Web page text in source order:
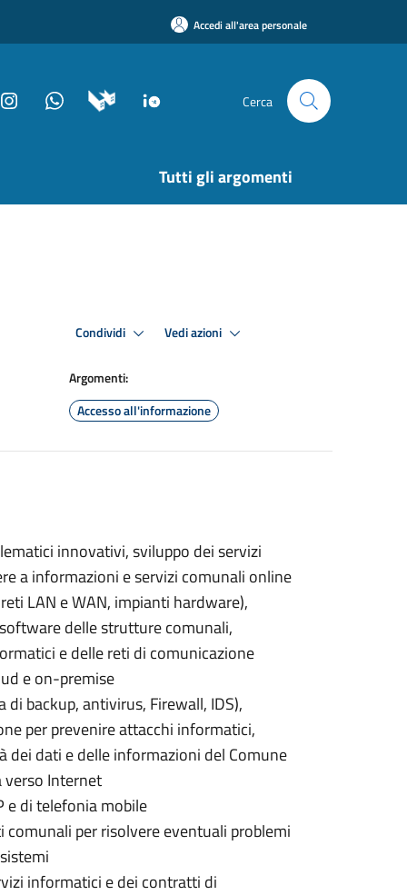
Accedi all'area personale
Cerca
Tutti gli argomenti
Condividi Vedi azioni
Argomenti:
Accesso all'informazione
innovativi, sviluppo dei servizi
a informazioni e servizi comunali online
LAN e WAN, impianti hardware),
delle strutture comunali,
e delle reti di comunicazione
e on-premise
backup, antivirus, Firewall, IDS),
per prevenire attacchi informatici,
dei dati e delle informazioni del Comune
verso Internet
e di telefonia mobile
per risolvere eventuali problemi
informatici e dei contratti di